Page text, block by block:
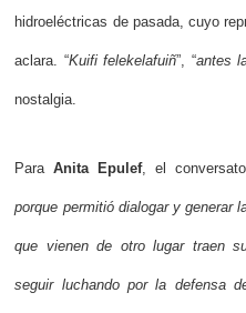
hidroeléctricas de pasada, cuyo
aclara. “Kuifi felekelafuiñ”, “antes
nostalgia.
ParaAnita Epulef, el
porque permitió dialogar y generar
que vienen de otro lugar traen
seguir luchando por la defensa